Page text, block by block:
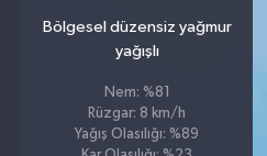
Bölgesel düzensiz yağmur
yağışlı
Nem: %81
Rüzgar: 8 km/h
Yağış Olasılığı: %89